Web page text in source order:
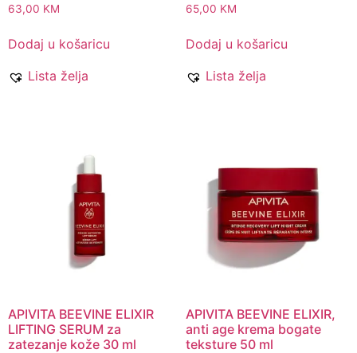
63,00 KM
Dodaj u košaricu
Lista želja
65,00 KM
Dodaj u košaricu
Lista želja
APIVITA BEEVINE ELIXIR
LIFTING SERUM za
zatezanje kože 30 ml
APIVITA BEEVINE ELIXIR,
anti age krema bogate
teksture 50 ml